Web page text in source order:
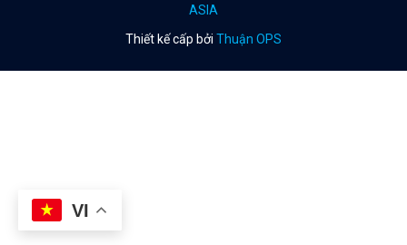
ASIA
Thiết kế cấp bởi Thuận OPS
VI